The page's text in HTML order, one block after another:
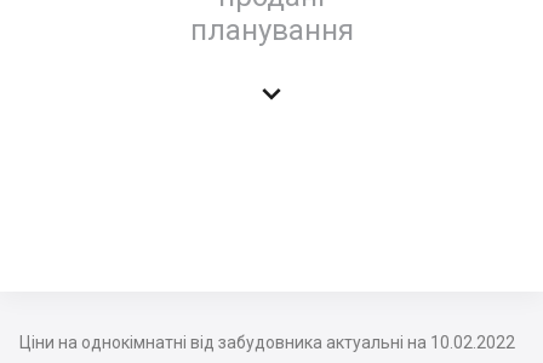
планування

Ціни на однокімнатні від забудовника актуальні на 10.02.2022